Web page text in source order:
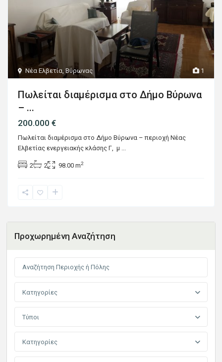
1
Νέα Ελβετία ,Βύρωνας
Πωλείται διαμέρισμα στο Δήμο Βύρωνα
– ...
200.000 €
Πωλείται διαμέρισμα στο Δήμο Βύρωνα – περιοχή Νέας
Ελβετίας ενεργειακής κλάσης Γ, μ
2 2 98.00 m2
Προχωρημένη Αναζήτηση
Κατηγορίες
Τύποι
Κατηγορίες